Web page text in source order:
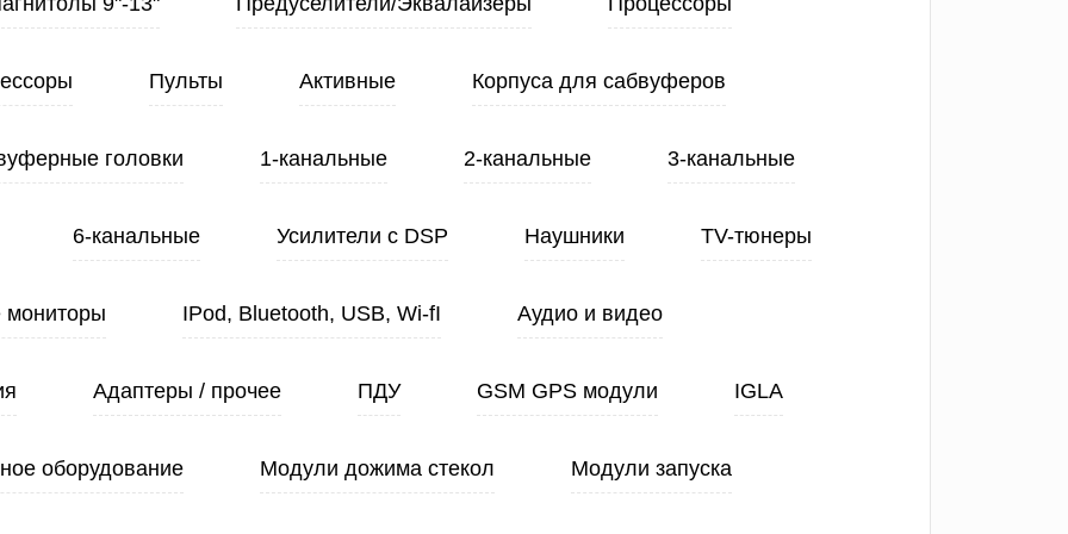
Пульты Активные Корпуса для сабвуферов
головки 1-канальные 2-канальные 3-канальные
6-канальные Усилители с DSP Наушники TV-тюнеры
мониторы IPod, Bluetooth, USB, Wi-fI Аудио и видео
Адаптеры / прочее ПДУ GSM GPS модули IGLA
оборудование Модули дожима стекол Модули запуска